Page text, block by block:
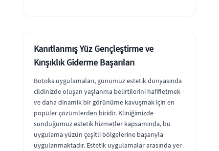
Kanıtlanmış Yüz Gençleştirme ve
Kırışıklık Giderme Başarıları
Botoks uygulamaları, günümüz estetik dünyasında
cildinizde oluşan yaşlanma belirtilerini hafifletmek
ve daha dinamik bir görünüme kavuşmak için en
popüler çözümlerden biridir. Kliniğimizde
sunduğumuz estetik hizmetler kapsamında, bu
uygulama yüzün çeşitli bölgelerine başarıyla
uygulanmaktadır. Estetik uygulamalar arasında yer